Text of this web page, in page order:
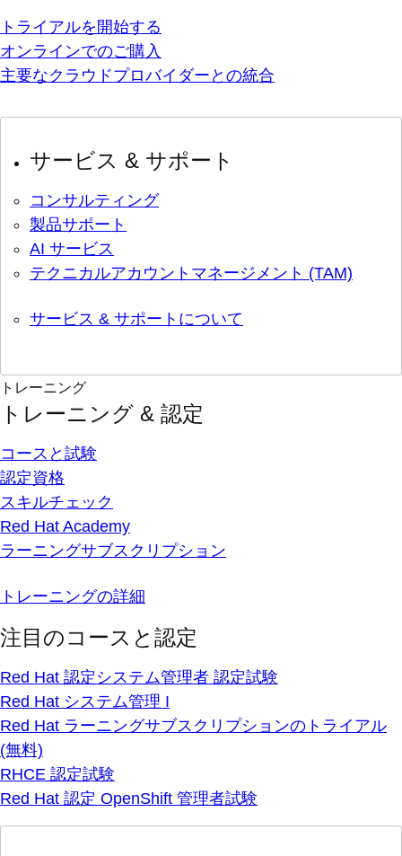
トライアルを開始する
オンラインでのご購入
主要なクラウドプロバイダーとの統合
サービス & サポート
コンサルティング
製品サポート
AI サービス
テクニカルアカウントマネージメント (TAM)
サービス & サポートについて
トレーニング
トレーニング & 認定
コースと試験
認定資格
スキルチェック
Red Hat Academy
ラーニングサブスクリプション
トレーニングの詳細
注目のコースと認定
Red Hat 認定システム管理者 認定試験
Red Hat システム管理 I
Red Hat ラーニングサブスクリプションのトライアル
(無料)
RHCE 認定試験
Red Hat 認定 OpenShift 管理者試験